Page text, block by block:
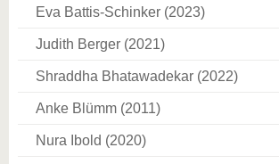
Eva Battis-Schinker (2023)
Judith Berger (2021)
Shraddha Bhatawadekar (2022)
Anke Blümm (2011)
Nura Ibold (2020)